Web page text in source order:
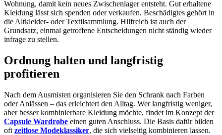
Wohnung, damit kein neues Zwischenlager entsteht. Gut erhaltene
Kleidung lässt sich spenden oder verkaufen, Beschädigtes gehört in
die Altkleider- oder Textilsammlung. Hilfreich ist auch der
Grundsatz, einmal getroffene Entscheidungen nicht ständig wieder
infrage zu stellen.
Ordnung halten und langfristig
profitieren
Nach dem Ausmisten organisieren Sie den Schrank nach Farben
oder Anlässen – das erleichtert den Alltag. Wer langfristig weniger,
aber besser kombinierbare Kleidung möchte, findet im Konzept der
Capsule Wardrobe einen guten Anschluss. Die Basis dafür bilden
oft zeitlose Modeklassiker, die sich vielseitig kombinieren lassen.